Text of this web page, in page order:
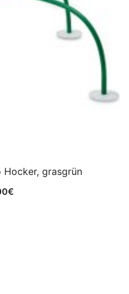
grasgrün
€